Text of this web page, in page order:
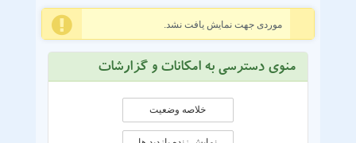
موردی جهت نمایش یافت نشد.
منوی دسترسی به امکانات و گزارشات
خلاصه وضعیت